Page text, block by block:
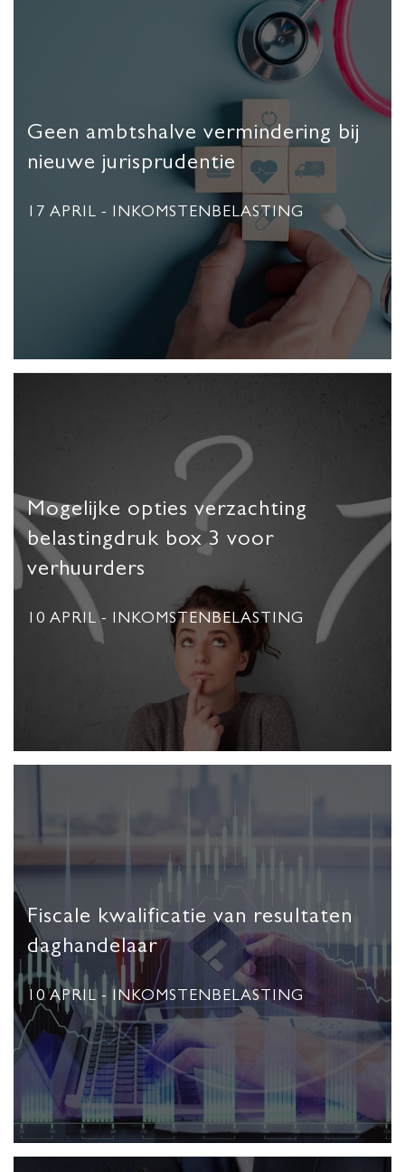
Geen ambtshalve vermindering bij
nieuwe jurisprudentie
17 APRIL - INKOMSTENBELASTING
Mogelijke opties verzachting
belastingdruk box 3 voor
verhuurders
10 APRIL- INKOMSTENBELASTING
Fiscale kwalificatie van resultaten
daghandelaar
10 APRIL - INKOMSTENBELASTING